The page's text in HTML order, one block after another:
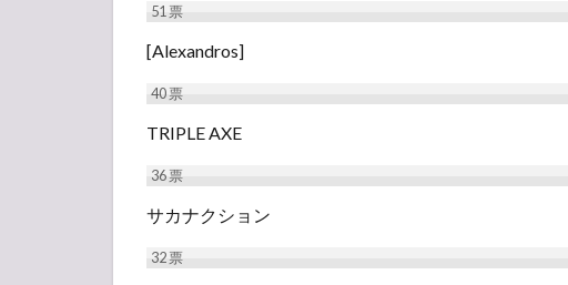
51票
[Alexandros]
40票
TRIPLE AXE
36票
サカナクション
32票